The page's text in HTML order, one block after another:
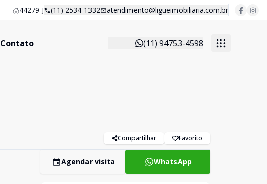
44279-J (11) 2534-1332 atendimento@ligueimobiliaria.com.br
Contato (11) 94753-4598
Compartilhar Favorito
Agendar visita WhatsApp